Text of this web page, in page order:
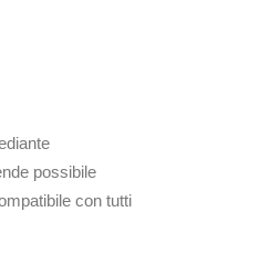
possibile
con tutti